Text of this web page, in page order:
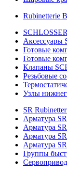
Rubinetterie
SCHLOSSER
Аксессуары
Готовые
Готовые
Клапаны
Резьбовые
Узлы
SR
Арматура
Арматура
Арматура
Арматура
Группы